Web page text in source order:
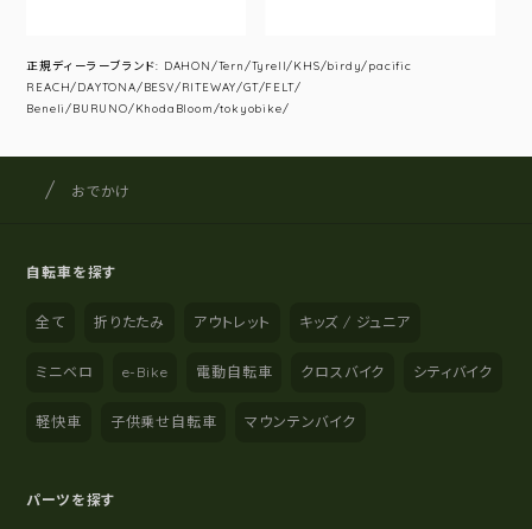
正規ディーラーブランド: DAHON/Tern/Tyrell/KHS/birdy/pacific
REACH/DAYTONA/BESV/RITEWAY/GT/FELT/
Beneli/BURUNO/KhodaBloom/tokyobike/
サイト内の現在地
サイクルショップナカゴヤ
おでかけ
自転車を探す
全て 折りたたみ アウトレット キッズ / ジュニア
ミニベロ e-Bike 電動自転車 クロスバイク シティバイク
軽快車 子供乗せ自転車 マウンテンバイク
パーツを探す